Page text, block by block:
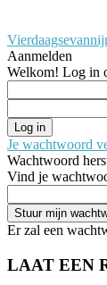
Aanmelden
Welkom! Log in
Je wachtwoord
Wachtwoord
Vind je
Er zal een
LAAT EEN